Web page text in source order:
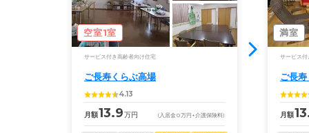
空室1室
サービス付き高齢者向け住宅
ご長寿くらぶ高場
4.13
月額13.9万円 (入居金0万円 +介護保険料)
満室
サービス付
ご長
月額